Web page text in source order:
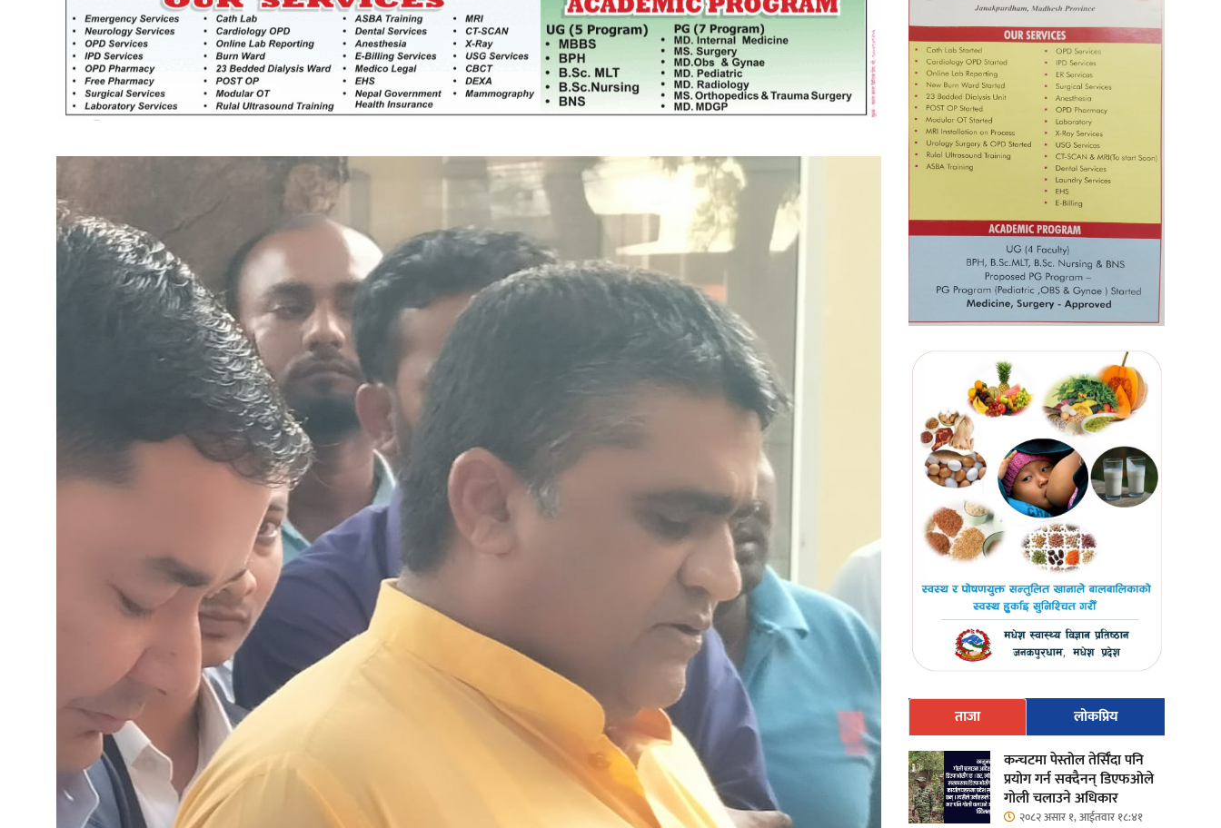
खेतीकिसानी
कर्णाली प्रदेश
सुदूरपश्चिम प्रदेश
श्रीवास्तव
परियोजना सकिनै लाग्दा खुल्यो वन
उद्यमीले सहुलियत ऋण लिने बाटो
नदी अधिकारका ती कानुनी पाटा, जसले
बनाउँछ नदीलाई संरक्षण हकदार
प्रतिस्पर्धाबिनाको नियुक्ति बदरबारे
अन्तरिम आदेश निक्र्योल गर्न असार ६ मा
पेसी
निर्धारित ठाउँमा राजर्षिजनक
विश्वविद्यालय भवन बनाउन
उपकुलपतिद्वारा आनाकानी
ताजा
लोकप्रिय
कन्चटमा पेस्तोल तेर्सिँदा पनि
प्रयोग गर्न सक्दैनन् डिएफओले
गोली चलाउने अधिकार
२०८२ असार १, आईतवार १८:४१